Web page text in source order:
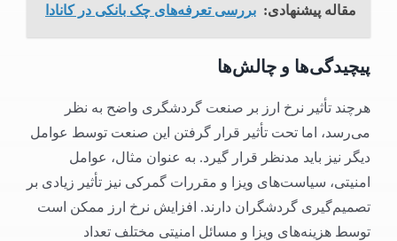
مقاله پیشنهادی: بررسی تعرفه‌های چک بانکی در کانادا
پیچیدگی‌ها و چالش‌ها
هرچند تأثیر نرخ ارز بر صنعت گردشگری واضح به نظر
می‌رسد، اما تحت تأثیر قرار گرفتن این صنعت توسط عوامل
دیگر نیز باید مدنظر قرار گیرد. به عنوان مثال، عوامل
امنیتی، سیاست‌های ویزا و مقررات گمرکی نیز تأثیر زیادی بر
تصمیم‌گیری گردشگران دارند. افزایش نرخ ارز ممکن است
توسط هزینه‌های ویزا و مسائل امنیتی مختلف تعداد